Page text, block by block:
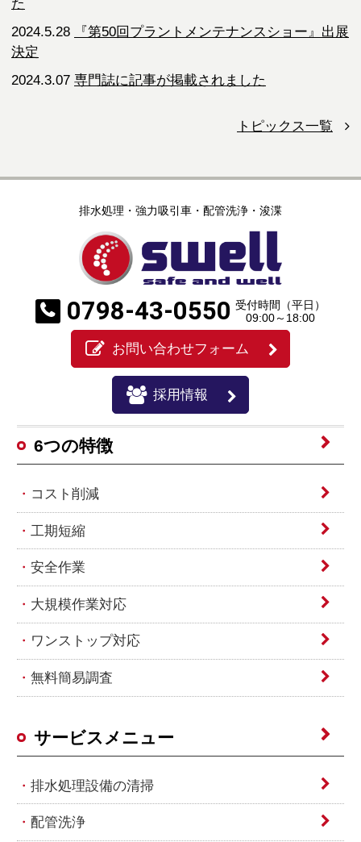
た
2024.5.28
『第50回プラントメンテナンスショー』出展
決定
2024.3.07 専門誌に記事が掲載されました
トピックス一覧
排水処理・強力吸引車・配管洗浄・浚渫
0798-43-0550 受付時間（平日）
09:00～18:00
お問い合わせフォーム
採用情報
6つの特徴
コスト削減
工期短縮
安全作業
大規模作業対応
ワンストップ対応
無料簡易調査
サービスメニュー
排水処理設備の清掃
配管洗浄